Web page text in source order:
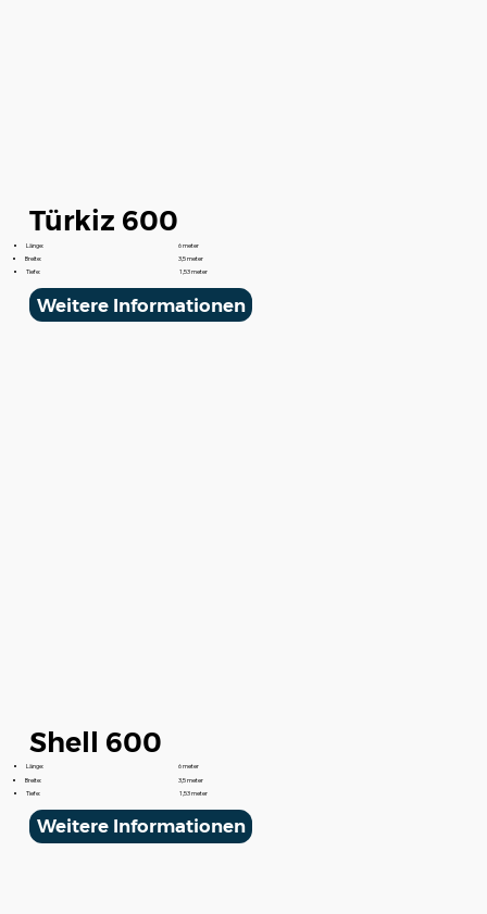
Türkiz 600
Länge:
6 meter
Breite:
3,5 meter
Tiefe:
1,53 meter
Weitere Informationen
Shell 600
Länge:
6 meter
Breite:
3,5 meter
Tiefe:
1,53 meter
Weitere Informationen